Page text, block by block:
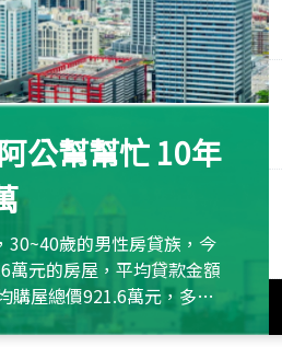
公幫幫忙 10年
30~40歲的男性房貸族，今
萬元的房屋，平均貸款金額
購屋總價921.6萬元，多出